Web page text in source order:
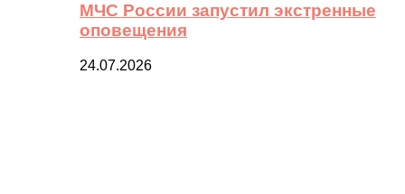
МЧС России запустил экстренные
оповещения
24.07.2026